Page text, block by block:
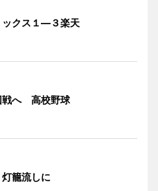
ックス１―３楽天
戦へ 高校野球
籠流しに